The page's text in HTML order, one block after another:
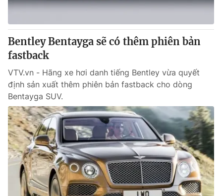
Bentley Bentayga sẽ có thêm phiên bản
fastback
VTV.vn - Hãng xe hơi danh tiếng Bentley vừa quyết
định sản xuất thêm phiên bản fastback cho dòng
Bentayga SUV.